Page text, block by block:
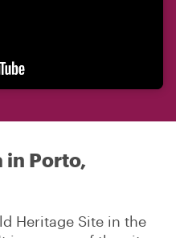
in Porto,
Heritage Site in the